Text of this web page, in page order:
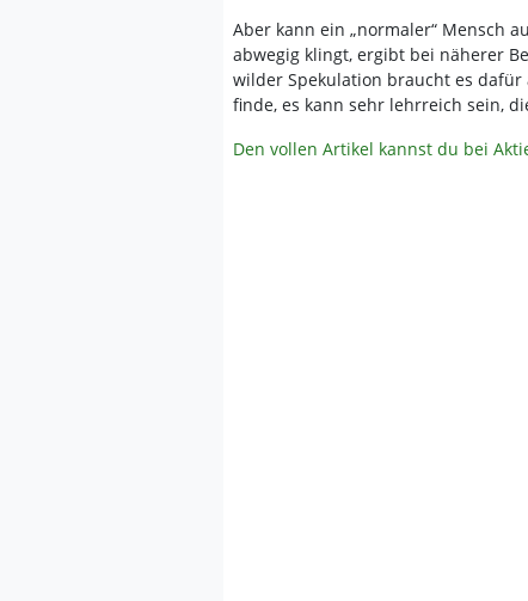
Aber kann ein „normaler“ Mensch
abwegig klingt, ergibt bei näherer
wilder Spekulation braucht es
finde, es kann sehr lehrreich sein,
Den vollen Artikel kannst du bei